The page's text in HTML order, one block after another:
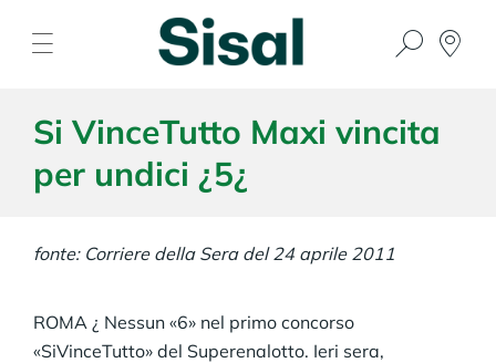
Si VinceTutto Maxi vincita
per undici ¿5¿
fonte: Corriere della Sera del 24 aprile 2011
ROMA ¿ Nessun «6» nel primo concorso
«SiVinceTutto» del Superenalotto. Ieri sera,